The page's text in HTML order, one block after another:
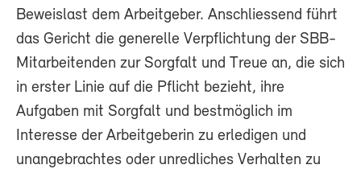
Beweislast dem Arbeitgeber. Anschliessend führt
das Gericht die generelle Verpflichtung der SBB-
Mitarbeitenden zur Sorgfalt und Treue an, die sich
in erster Linie auf die Pflicht bezieht, ihre
Aufgaben mit Sorgfalt und bestmöglich im
Interesse der Arbeitgeberin zu erledigen und
unangebrachtes oder unredliches Verhalten zu